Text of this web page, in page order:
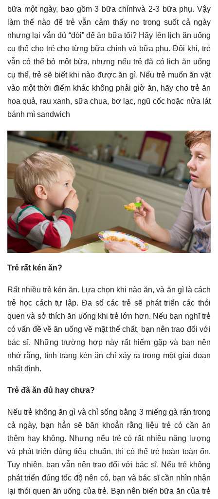
bữa một ngày, bao gồm 3 bữa chínhvà 2-3 bữa phụ. Vậy
làm thể nào để trẻ vẫn cảm thấy no trong suốt cả ngày
nhưng lại vẫn đủ “đói” để ăn bữa tối? Hãy lên lịch ăn uống
cụ thể cho trẻ cho từng bữa chính và bữa phụ. Đôi khi, trẻ
vẫn có thể bỏ một bữa, nhưng nếu trẻ đã có lịch ăn uống
cụ thể, trẻ sẽ biết khi nào được ăn gì. Nếu trẻ muốn ăn vặt
vào một thời điểm khác không phải giờ ăn, hãy cho trẻ ăn
hoa quả, rau xanh, sữa chua, bơ lạc, ngũ cốc hoặc nửa lát
bánh mì sandwich
Trẻ rất kén ăn?
Rất nhiều trẻ kén ăn. Lựa chọn khi nào ăn, và ăn gì là cách
trẻ học cách tự lập. Đa số các trẻ sẽ phát triển các thói
quen và sở thích ăn uống khi trẻ lớn hơn. Nếu bạn nghĩ trẻ
có vấn đề về ăn uống về mặt thể chất, bạn nên trao đổi với
bác sĩ. Những trường hợp này rất hiếm gặp và bạn nên
nhớ rằng, tình trạng kén ăn chỉ xảy ra trong một giai đoạn
nhất định.
Trẻ đã ăn đủ hay chưa?
Nếu trẻ không ăn gì và chỉ sống bằng 3 miếng gà rán trong
cả ngày, bạn hẳn sẽ băn khoẳn rằng liệu trẻ có cần ăn
thêm hay không. Nhưng nếu trẻ có rất nhiều năng lượng
và phát triển đúng tiêu chuẩn, thì có thể trẻ hoàn toàn ổn.
Tuy nhiên, bạn vẫn nên trao đổi với bác sĩ. Nếu trẻ không
phát triển đúng tốc độ nên có, bạn và bác sĩ cần nhìn nhận
lại thói quen ăn uống của trẻ. Bạn nên biến bữa ăn của trẻ